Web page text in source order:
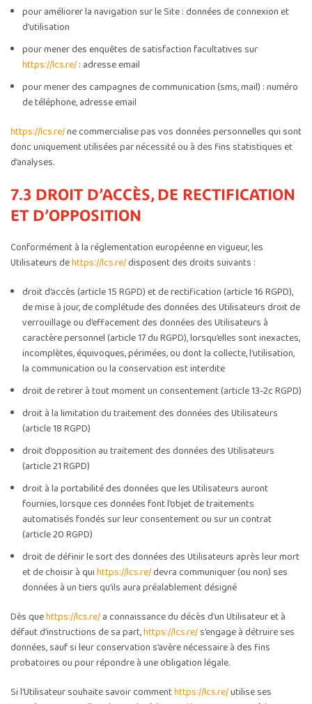
pour améliorer la navigation sur le Site : données de connexion et
d’utilisation
pour mener des enquêtes de satisfaction facultatives sur
https://lcs.re/: adresse email
pour mener des campagnes de communication (sms, mail) : numéro
de téléphone, adresse email
https://lcs.re/ne commercialise pas vos données personnelles qui sont
donc uniquement utilisées par nécessité ou à des fins statistiques et
d’analyses.
7.3 DROIT D’ACCÈS, DE RECTIFICATION
ET D’OPPOSITION
Conformément à la réglementation européenne en vigueur, les
Utilisateurs dehttps://lcs.re/disposent des droits suivants :
droit d’accès (article 15 RGPD) et de rectification (article 16 RGPD),
de mise à jour, de complétude des données des Utilisateurs droit de
verrouillage ou d’effacement des données des Utilisateurs à
caractère personnel (article 17 du RGPD), lorsqu’elles sont inexactes,
incomplètes, équivoques, périmées, ou dont la collecte, l’utilisation,
la communication ou la conservation est interdite
droit de retirer à tout moment un consentement (article 13-2c RGPD)
droit à la limitation du traitement des données des Utilisateurs
(article 18 RGPD)
droit d’opposition au traitement des données des Utilisateurs
(article 21 RGPD)
droit à la portabilité des données que les Utilisateurs auront
fournies, lorsque ces données font l’objet de traitements
automatisés fondés sur leur consentement ou sur un contrat
(article 20 RGPD)
droit de définir le sort des données des Utilisateurs après leur mort
et de choisir à quihttps://lcs.re/devra communiquer (ou non) ses
données à un tiers qu’ils aura préalablement désigné
Dès quehttps://lcs.re/a connaissance du décès d’un Utilisateur et à
défaut d’instructions de sa part,https://lcs.re/s’engage à détruire ses
données, sauf si leur conservation s’avère nécessaire à des fins
probatoires ou pour répondre à une obligation légale.
Si l’Utilisateur souhaite savoir commenthttps://lcs.re/utilise ses